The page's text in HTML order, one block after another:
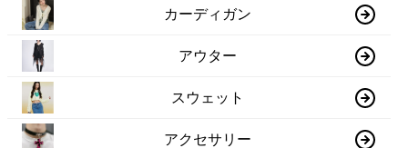
カーディガン
アウター
スウェット
アクセサリー